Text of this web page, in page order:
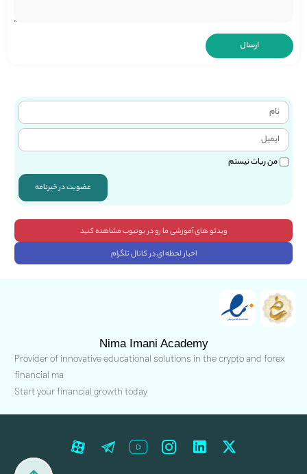
من ربات نیستم
عضویت در خبرنامه
ویدئو های آموزشی ما رو در یوتیوب مشاهده کنید
اخبار لحظه ای در کانال تلگرام
Nima Imani Academy
Provider of innovative educational solutions in the crypto and forex
financial ma
Start your financial growth today